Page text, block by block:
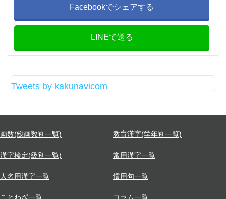
Facebookでシェアする
LINEで送る
Tweets by kakunavicom
画数(総画数別一覧) 教育漢字(学年別一覧)
漢字検定(級別一覧) 常用漢字一覧
人名用漢字一覧 慣用句一覧